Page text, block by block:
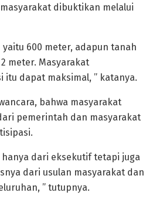
dibuktikan melalui
yaitu 600 meter, adapun tanah
meter. Masyarakat
itu dapat maksimal, ” katanya.
bahwa masyarakat
pemerintah dan masyarakat
hanya dari eksekutif tetapi juga
dari usulan masyarakat dan
” tutupnya.